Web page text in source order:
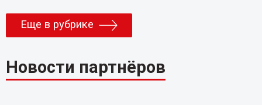
Еще в рубрике
Новости партнёров